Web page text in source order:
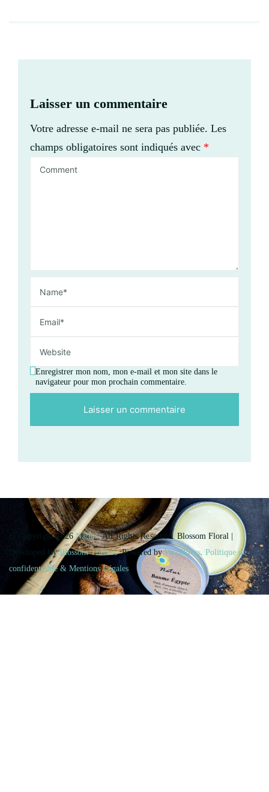
Laisser un commentaire
Votre adresse e-mail ne sera pas publiée. Les
champs obligatoires sont indiqués avec *
Enregistrer mon nom, mon e-mail et mon site dans le
navigateur pour mon prochain commentaire.
© Copyright 2026Natur'. All Rights Reserved.Blossom Floral |
Developed ByBlossom Themes. Powered byWordPress. Politique de
confidentialité & Mentions Légales